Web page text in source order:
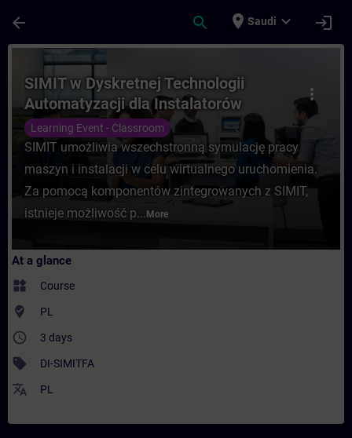
arrow_back search place Saudi expand_more login
Course - SIMIT w Dyskretnej
more_vert
SIMIT w Dyskretnej Technologii
Automatyzacji dla Instalatorów
Learning Event - Classroom
SIMIT umożliwia wszechstronną symulację pracy
maszyn i instalacji w celu wirtualnego uruchomienia.
Za pomocą komponentów zintegrowanych z SIMIT,
istnieje możliwość p... More
At a glance
widgets Course
where_to_vote PL
access_time 3 days
sell DI-SIMITFA
translate PL